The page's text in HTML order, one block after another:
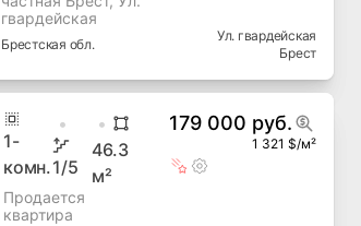
ремонт,
собственность:
частная Брест, Ул.
гвардейская
Брестскаяобл.
Брест
1-
комн.1/5
46.3
179 000 руб.